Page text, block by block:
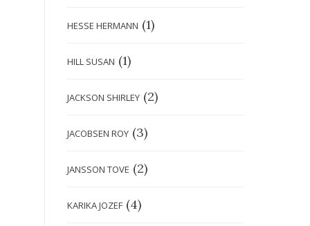
HESSE HERMANN (1)
HILL SUSAN (1)
JACKSON SHIRLEY (2)
JACOBSEN ROY (3)
JANSSON TOVE (2)
KARIKA JOZEF (4)